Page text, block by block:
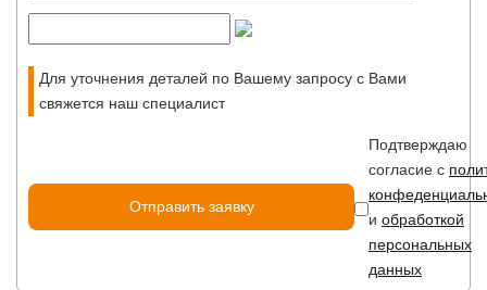
Для уточнения деталей по Вашему запросу с Вами
свяжется наш специалист
Подтверждаю
согласие с
и обработкой
персональных
данных